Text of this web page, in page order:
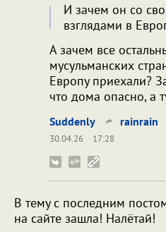
И зачем он со
взглядами в
А зачем все
мусульманских
Европу приехали?
что дома опасно, а
Suddenly rainrain
30.04.26
17:28
В тему с последним
на сайте зашла! Налётай!